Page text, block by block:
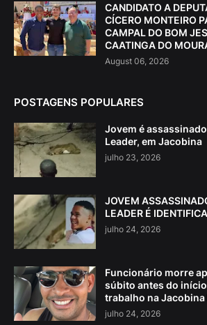
CANDIDATO A
CÍCERO MONTEIRO
CAMPAL DO BOM
CAATINGA DO
August 06, 2026
POSTAGENS POPULARES
Jovem é
Leader, em Jacobina
julho 23, 2026
JOVEM
LEADER É
julho 24, 2026
Funcionário morre
súbito antes do
trabalho na
julho 24, 2026